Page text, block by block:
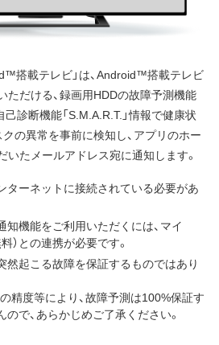
搭載テレビ」は、Android™搭載テレビ
ただける、録画用HDDの故障予測機能
診断機能「S.M.A.R.T.」情報で健康状
の異常を事前に検知し、アプリのホー
たメールアドレス宛に通知します。
ターネットに接続されている必要があ
機能をご利用いただくには、マイ
）との連携が必要です。
然起こる故障を保証するものではあり
精度等により、故障予測は100%保証す
で、あらかじめご了承ください。